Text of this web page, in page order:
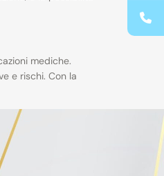
mediche.
e rischi. Con la